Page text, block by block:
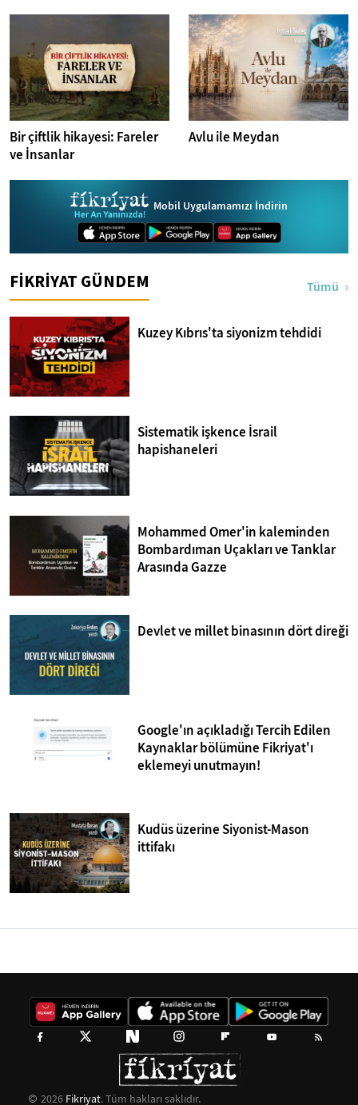
Bir çiftlik hikayesi: Fareler
ve İnsanlar
Avlu ile Meydan
Mobil Uygulamamızı İndirin
FİKRİYAT GÜNDEM Tümü
Kuzey Kıbrıs'ta siyonizm tehdidi
Sistematik işkence İsrail
hapishaneleri
Mohammed Omer'in kaleminden
Bombardıman Uçakları ve Tanklar
Arasında Gazze
Devlet ve millet binasının dört direği
Google'ın açıkladığı Tercih Edilen
Kaynaklar bölümüne Fikriyat'ı
eklemeyi unutmayın!
Kudüs üzerine Siyonist-Mason
ittifakı
2026 Fikriyat. Tüm hakları saklıdır.